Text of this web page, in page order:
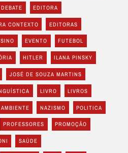
DEBATE EDITORA
CONTEXTO EDITORAS
EVENTO FUTEBOL
HITLER ILANA PINSKY
JOSÉ DE SOUZA MARTINS
LIVRO LIVROS
NAZISMO POLITICA
PROFESSORES PROMOÇÃO
SAÚDE